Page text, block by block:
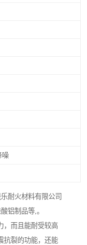
噪
耐火材料有限公司
铝制品等,。
，而且能耐受较高
抗裂的功能，还能